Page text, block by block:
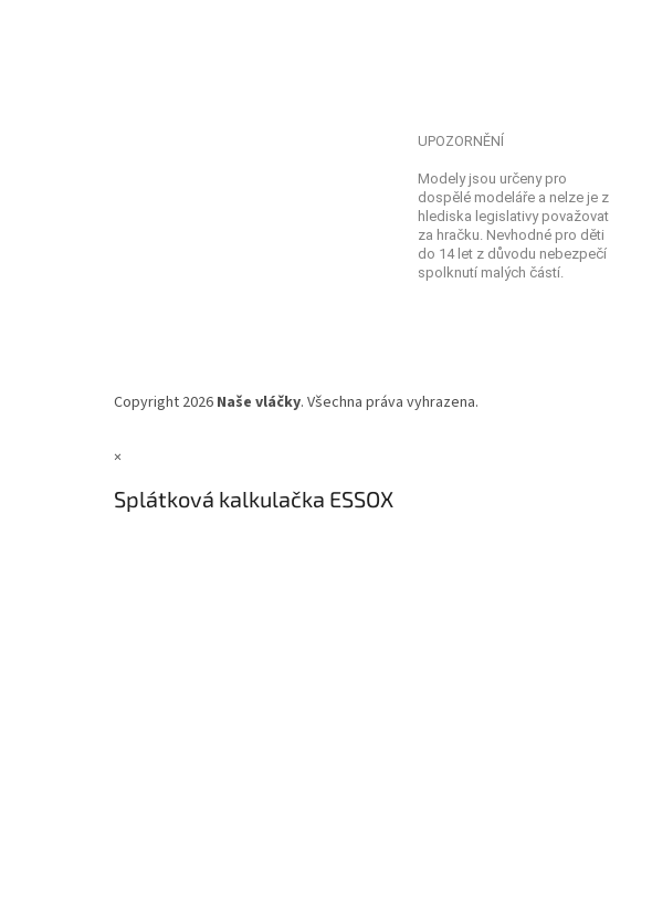
UPOZORNĚNÍ
Modely jsou určeny pro
dospělé modeláře a nelze je z
hlediska legislativy považovat
za hračku. Nevhodné pro děti
do 14 let z důvodu nebezpečí
spolknutí malých částí.
Copyright 2026 Naše vláčky. Všechna práva vyhrazena.
×
Splátková kalkulačka ESSOX